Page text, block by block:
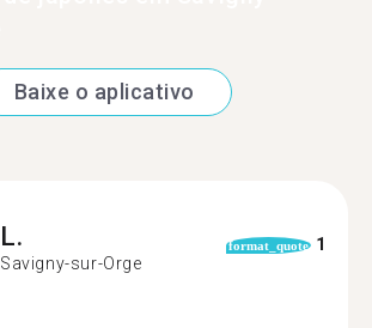
Baixe o aplicativo
L.
Savigny-sur-Orge
format_quote 1